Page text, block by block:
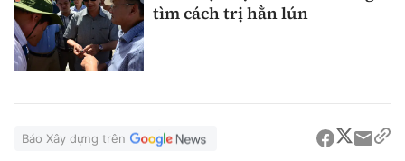
tìm cách trị hằn lún
Báo Xây dựng trên